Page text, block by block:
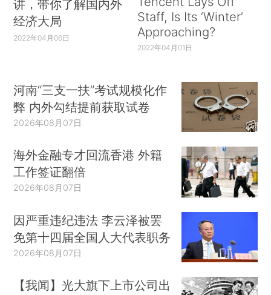
讲，带你了解国内外
经济大局
2022年04月06日
Staff, Is Its ‘Winter’
Approaching?
2022年04月01日
河南“三支一扶”考试规模化作
弊 内外勾结提前获取试卷
2026年08月07日
海外金融专才回流香港 外籍
工作签证翻倍
2026年08月07日
因严重违纪违法 李云泽被罢
免第十四届全国人大代表职务
2026年08月07日
【我闻】光大旗下上市公司出